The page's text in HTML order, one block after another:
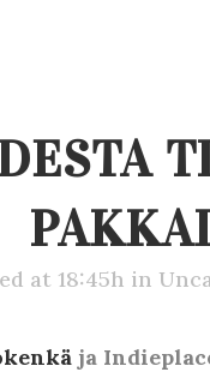
at 18:45h in
ja